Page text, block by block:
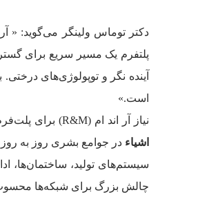
پلتفرم یک مسیر سریع برای
است.»
نیاز آر اند ام (R&M) برای پلت‌فرم‌هایی همچون BEF 60 و راه‌ حل‌های با ظرفیت بالا در بخش سازمانی در حال افزایش است. امروزه اپلیکیشن‌های مربوط به رایانش ابری و
اشیاء
سیستم‌های تولید، ساختمان‌ها،